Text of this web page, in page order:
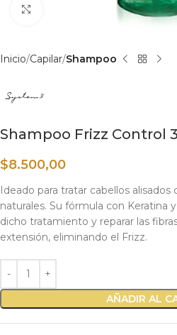
Haga clic para ampliar
Inicio Capilar Shampoo
Shampoo Frizz Control
$8.500,00
Ideado para tratar cabellos
naturales. Su fórmula con Keratina
dicho tratamiento y reparar las
extensión, eliminando el Frizz.
AÑADIR AL